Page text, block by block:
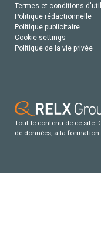
Termes et conditions
Politique rédactionnelle
Politique publicitaire
Cookie settings
Politique de la vie privée
Tout le contenu de ce site:
de données, a la